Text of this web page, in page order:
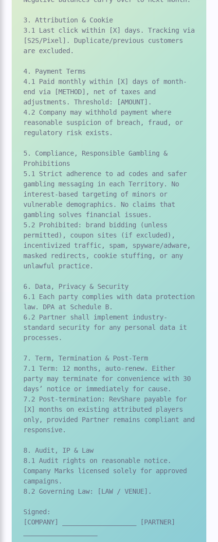
3. Attribution & Cookie
3.1 Last click within [X] days. Tracking via
[S2S/Pixel]. Duplicate/previous customers
are excluded.
4. Payment Terms
4.1 Paid monthly within [X] days of month-
end via [METHOD], net of taxes and
adjustments. Threshold: [AMOUNT].
4.2 Company may withhold payment where
reasonable suspicion of breach, fraud, or
regulatory risk exists.
5. Compliance, Responsible Gambling &
Prohibitions
5.1 Strict adherence to ad codes and safer
gambling messaging in each Territory. No
interest-based targeting of minors or
vulnerable demographics. No claims that
gambling solves financial issues.
5.2 Prohibited: brand bidding (unless
permitted), coupon sites (if excluded),
incentivized traffic, spam, spyware/adware,
masked redirects, cookie stuffing, or any
unlawful practice.
6. Data, Privacy & Security
6.1 Each party complies with data protection
law. DPA at Schedule B.
6.2 Partner shall implement industry-
standard security for any personal data it
processes.
7. Term, Termination & Post-Term
7.1 Term: 12 months, auto-renew. Either
party may terminate for convenience with 30
days’ notice or immediately for cause.
7.2 Post-termination: RevShare payable for
[X] months on existing attributed players
only, provided Partner remains compliant and
responsive.
8. Audit, IP & Law
8.1 Audit rights on reasonable notice.
Company Marks licensed solely for approved
campaigns.
8.2 Governing Law: [LAW / VENUE].
Signed:
[COMPANY] ___________________ [PARTNER]